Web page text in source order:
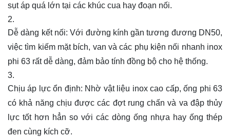
sụt áp quá lớn tại các khúc cua hay đoạn nối.
Dễ dàng kết nối: Với đường kính gần tương đương DN50,
việc tìm kiếm mặt bích, van và các phụ kiện nối nhanh inox
phi 63 rất dễ dàng, đảm bảo tính đồng bộ cho hệ thống.
Chịu áp lực ổn định: Nhờ vật liệu inox cao cấp, ống phi 63
có khả năng chịu được các đợt rung chấn và va đập thủy
lực tốt hơn hẳn so với các dòng ống nhựa hay ống thép
đen cùng kích cỡ.